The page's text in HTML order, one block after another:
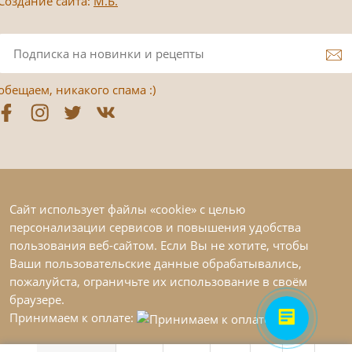
никакого спама :)
Сайт использует файлы «cookie» с целью
персонализации сервисов и повышения удобства
пользования веб-сайтом. Если Вы не хотите, чтобы
Ваши пользовательские данные обрабатывались,
пожалуйста, ограничьте их использование в своём
браузере.
Принимаем к оплате: